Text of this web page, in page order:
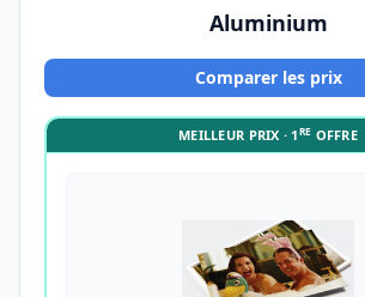
Aluminium
Comparer les prix
MEILLEUR PRIX · 1RE OFFRE